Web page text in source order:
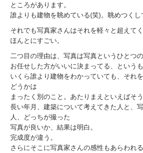
ところがあります。
誰よりも建物を眺めている(笑)。眺めつくし
それでも写真家さんはそれを軽々と超えてく
ほんとにすごい。
二つ目の理由は、写真は写真というひとつの
お任せした方がいいに決まってる、というも
いくら誰より建物をわかっていても、それ
どうかは
まったく別のこと。あたりまえといえばそ
長い年月、建築について考えてきた人と、
人、どっちが撮った
写真が良いか、結果は明白。
完成度が違う。
さらにそこに写真家さんの感性もあらわれる